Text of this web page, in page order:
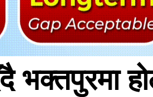
भक्तपुरमा